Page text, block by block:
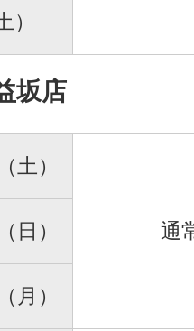
坂店
土）
通
日）
月）